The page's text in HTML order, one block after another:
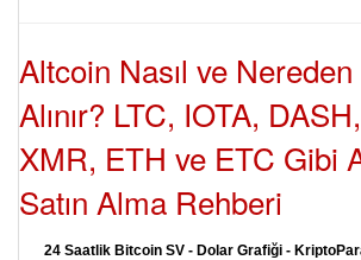
Altcoin Nasıl ve Nereden
Alınır? LTC, IOTA,
XMR, ETH ve ETC Gibi
Satın Alma Rehberi
24 Saatlik Bitcoin SV - Dolar Grafiği -